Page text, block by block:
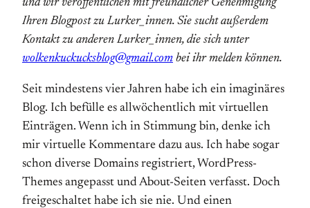
und wir veröffentlichen mit freundlicher Genehmigung
Ihren Blogpost zu Lurker_innen. Sie sucht außerdem
Kontakt zu anderen Lurker_innen, die sich unter
wolkenkuckucksblog@gmail.com bei ihr melden können.
Seit mindestens vier Jahren habe ich ein imaginäres
Blog. Ich befülle es allwöchentlich mit virtuellen
Einträgen. Wenn ich in Stimmung bin, denke ich
mir virtuelle Kommentare dazu aus. Ich habe sogar
schon diverse Domains registriert, WordPress-
Themes angepasst und About-Seiten verfasst. Doch
freigeschaltet habe ich sie nie. Und einen